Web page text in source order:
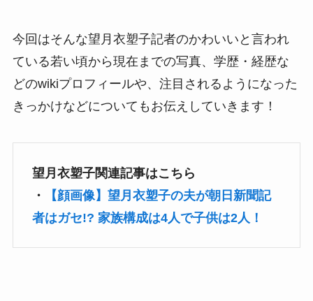
今回はそんな望月衣塑子記者のかわいいと言われ
ている若い頃から現在までの写真、学歴・経歴な
どのwikiプロフィールや、注目されるようになった
きっかけなどについてもお伝えしていきます！
望月衣塑子関連記事はこちら
・
【顔画像】望月衣塑子の夫が朝日新聞記
者はガセ!? 家族構成は4人で子供は2人！